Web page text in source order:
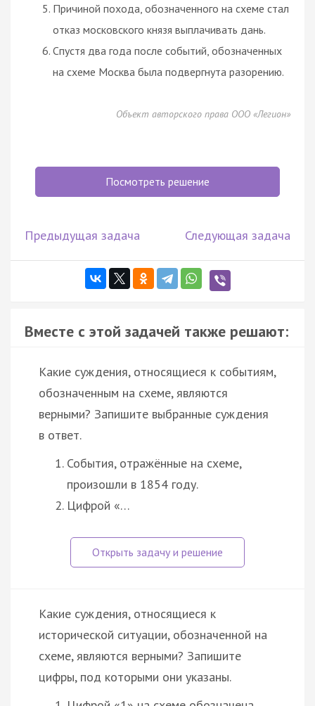
Причиной похода, обозначенного на схеме стал
отказ московского князя выплачивать дань.
Спустя два года после событий, обозначенных
на схеме Москва была подвергнута разорению.
Объект авторского права ООО «Легион»
Посмотреть решение
Предыдущая задача Следующая задача
Вместе с этой задачей также решают:
Какие суждения, относящиеся к событиям,
обозначенным на схеме, являются
верными? Запишите выбранные суждения
в ответ.
События, отражённые на схеме,
произошли в 1854 году.
Цифрой «…
Какие суждения, относящиеся к
исторической ситуации, обозначенной на
схеме, являются верными? Запишите
цифры, под которыми они указаны.